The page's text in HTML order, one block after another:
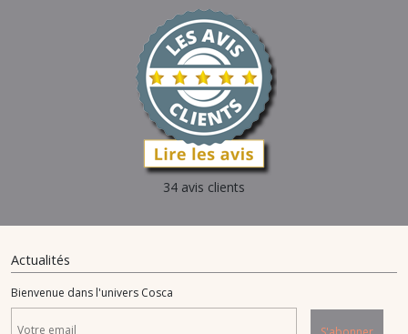
34 avis clients
Actualités
Bienvenue dans l'univers Cosca